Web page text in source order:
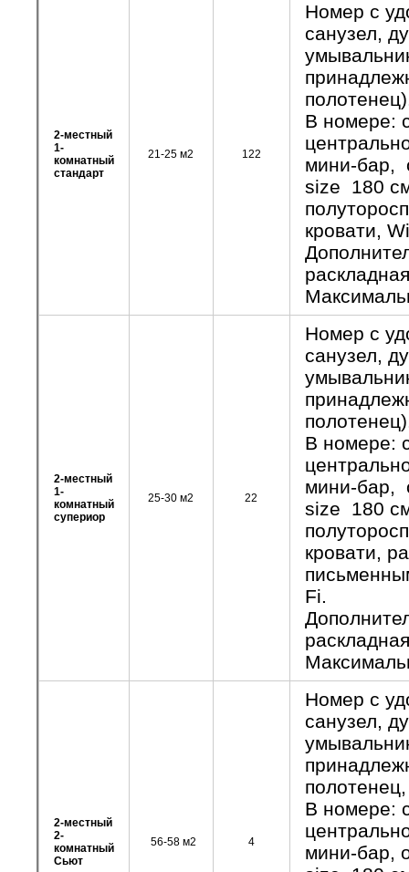
2-местный
1-
комнатный
стандарт
21-25 м2 122
Номер с
санузел,
В номере:
мини-бар,
size 180
кровати,
2-местный
1-
комнатный
супериор
25-30 м2 22
Номер с
санузел,
В номере:
мини-бар,
size 180
кровати,
Fi.
2-местный
2-
комнатный
Сьют
56-58 м2 4
Номер с
санузел,
В номере:
мини-бар,